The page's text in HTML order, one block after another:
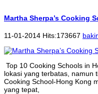
Martha Sherpa’s Cooking
11-01-2014 Hits:173667
Top 10 Cooking Schools
lokasi yang terbatas, namun
Cooking School-Hong Kong
yang tepat,